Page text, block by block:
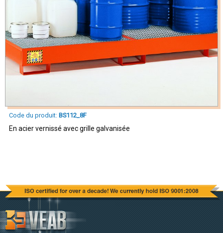
Code du produit: BS112_8F
En acier vernissé avec grille galvanisée